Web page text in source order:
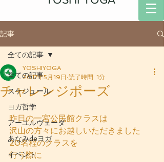
記事
全ての記事
スケジュール
ヨガ哲学
アーユルヴェーダ
あなみdeヨガ
イベント
全ての記事
チャレンジポーズ
YOSHIYOGA
2017年5月19日 読了時間: 1分
昨日の一宮公民館クラスは
沢山の方々にお越しいただきました
20名程のクラスを
行う際に